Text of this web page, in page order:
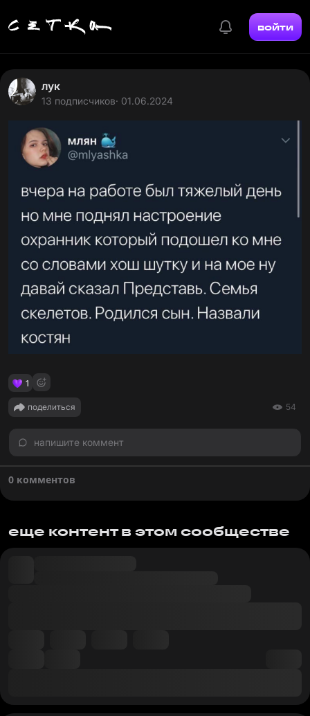
войти
лук
13 подписчиков· 01.06.2024
1
поделиться 54
напишите коммент
0 комментов
еще контент в этом сообществе